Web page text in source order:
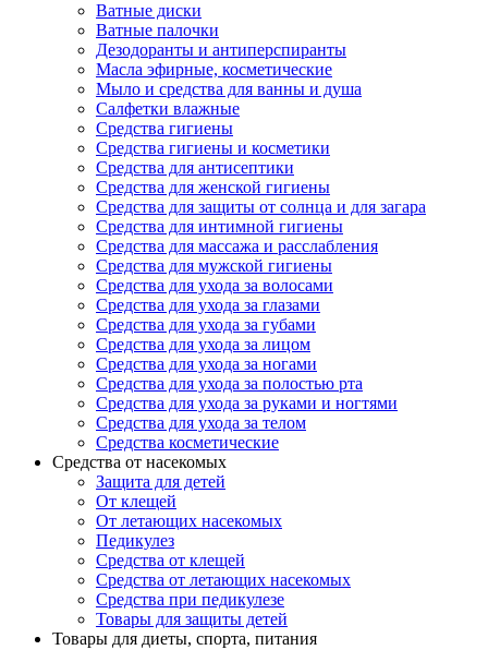
Ватные диски
Ватные палочки
Дезодоранты и антиперспиранты
Масла эфирные, косметические
Мыло и средства для ванны и душа
Салфетки влажные
Средства гигиены
Средства гигиены и косметики
Средства для антисептики
Средства для женской гигиены
Средства для защиты от солнца и для загара
Средства для интимной гигиены
Средства для массажа и расслабления
Средства для мужской гигиены
Средства для ухода за волосами
Средства для ухода за глазами
Средства для ухода за губами
Средства для ухода за лицом
Средства для ухода за ногами
Средства для ухода за полостью рта
Средства для ухода за руками и ногтями
Средства для ухода за телом
Средства косметические
Средства от насекомых
Защита для детей
От клещей
От летающих насекомых
Педикулез
Средства от клещей
Средства от летающих насекомых
Средства при педикулезе
Товары для защиты детей
Товары для диеты, спорта, питания